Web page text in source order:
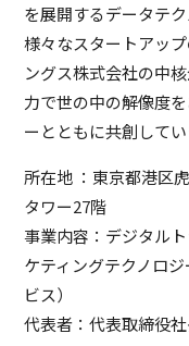
を展開するデータテク
様々なスタートアッ
ングス株式会社の中
力で世の中の解像度
ーとともに共創してい
所在地 ：東京都港区
タワー27階
事業内容：デジタル
ケティングテクノロ
ビス）
代表者：代表取締役